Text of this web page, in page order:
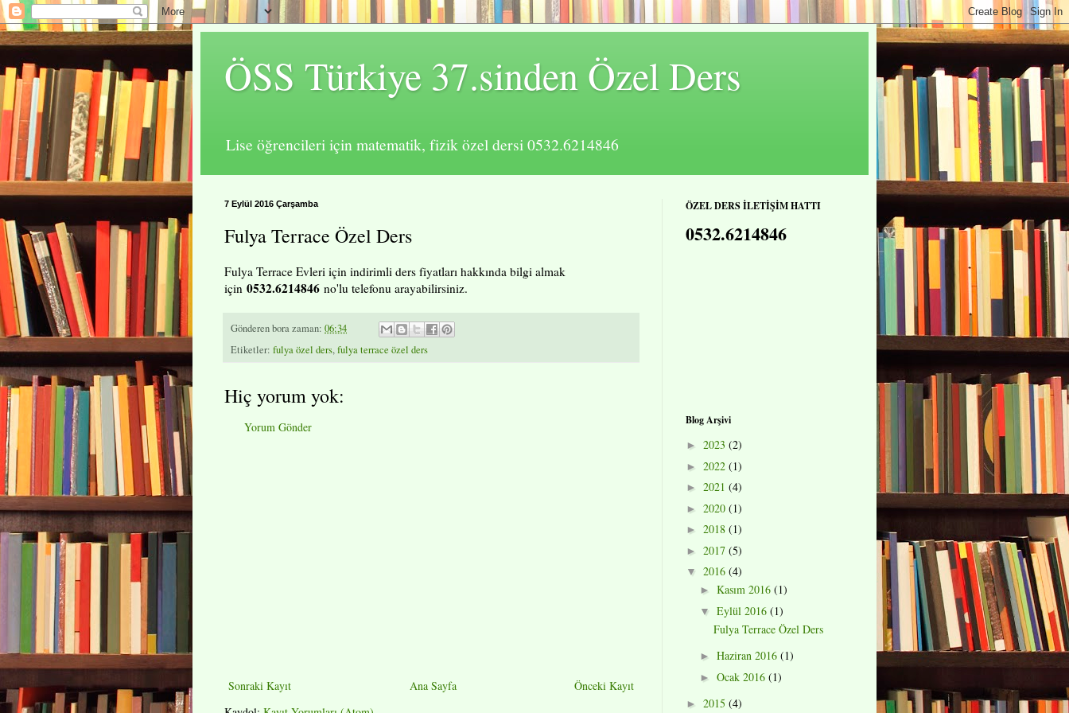
ÖSS Türkiye 37.sinden Özel Ders
Lise öğrencileri için matematik, fizik özel dersi 0532.6214846
7 Eylül 2016 Çarşamba
Fulya Terrace Özel Ders
Fulya Terrace Evleri için indirimli ders fiyatları hakkında bilgi almak
için 0532.6214846 no'lu telefonu arayabilirsiniz.
Gönderenborazaman: 06:34
Etiketler: fulya özel ders,fulya terrace özel ders
Hiç yorum yok:
Yorum Gönder
Sonraki Kayıt Önceki Kayıt
Ana Sayfa
ÖZEL DERS İLETİŞİM HATTI
0532.6214846
Blog Arşivi
► 2023 (2)
► 2022 (1)
► 2021 (4)
► 2020 (1)
► 2018 (1)
► 2017 (5)
▼ 2016 (4)
► Kasım 2016 (1)
▼ Eylül 2016 (1)
Fulya Terrace Özel Ders
► Haziran 2016 (1)
► Ocak 2016 (1)
► 2015 (4)